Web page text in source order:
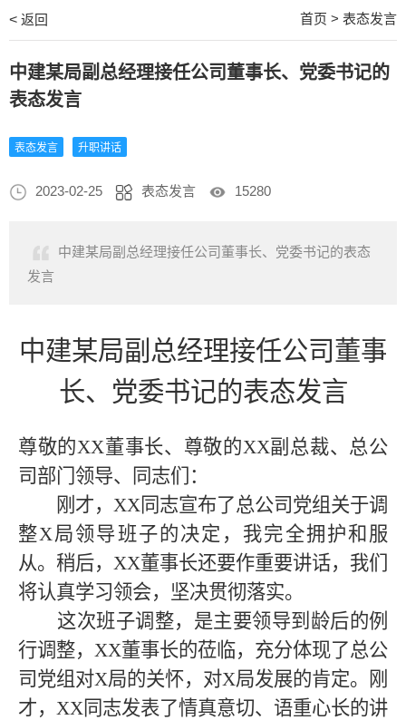
< 返回 首页 > 表态发言
中建某局副总经理接任公司董事长、党委书记的
表态发言
表态发言 升职讲话
2023-02-25 表态发言 15280
中建某局副总经理接任公司董事长、党委书记的表态
发言
中建某局副总经理接任公司董事
长、党委书记的表态发言
尊敬的XX董事长、尊敬的XX副总裁、总公
司部门领导、同志们：
刚才， XX 同志宣布了总公司党组关于调
整X局领导班子的决定，我完全拥护和服
从。稍后， XX董事长还要作重要讲话，我们
将认真学习领会，坚决贯彻落实。
这次班子调整，是主要领导到龄后的例
行调整， XX董事长的莅临，充分体现了总公
司党组对X局的关怀，对X局发展的肯定。刚
才， XX同志发表了情真意切、语重心长的讲